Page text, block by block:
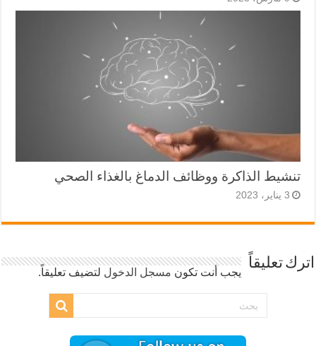
تنشيط الذاكرة ووظائف الدماغ بالغذاء الصحي
3 يناير، 2023
اترك تعليقاً
يجب أنت تكون مسجل الدخول لتضيف تعليقاً.